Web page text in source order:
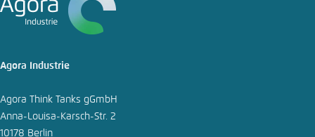
Agora Industrie
Agora Think Tanks gGmbH
Anna-Louisa-Karsch-Str. 2
10178 Berlin